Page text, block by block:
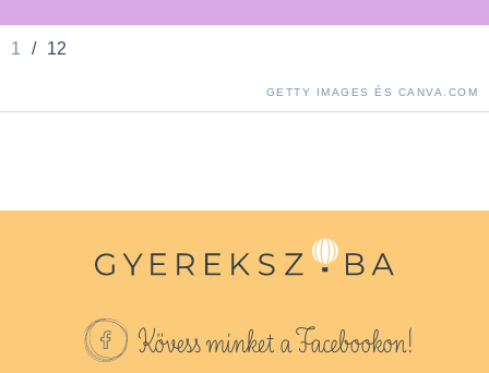
1 / 12
GETTY IMAGES ÉS CANVA.COM
Kövess minket a Facebookon!